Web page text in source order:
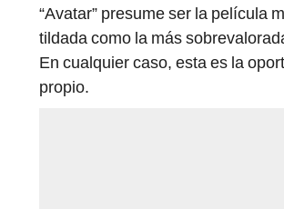
“Avatar” presume ser la película
tildada como la más
En cualquier caso, esta es la
propio.